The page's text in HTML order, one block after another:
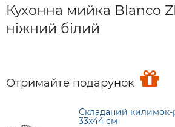
Кухонна мийка Blanco
ніжний білий
Отримайте подарунок
Складаний килимок-
33х44 см